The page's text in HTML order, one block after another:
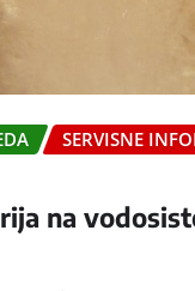
SERVISNE
na